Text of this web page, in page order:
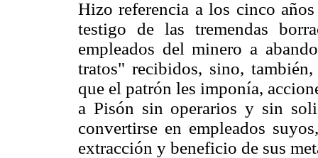
Hizo referencia a los cinco
testigo de las tremendas
empleados del minero a
tratos" recibidos, sino,
que el patrón les imponía,
a Pisón sin operarios y sin
convertirse en empleados
extracción y beneficio de sus